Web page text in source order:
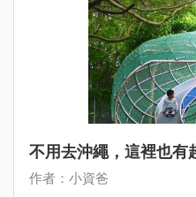
不用去沖繩，這裡也有
作者：小資爸